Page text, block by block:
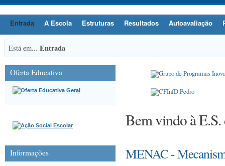
Entrada A Escola Estruturas Resultados Autoavaliação
Está em... Entrada
Bem vindo à
MENAC -
Oferta Educativa
Informações